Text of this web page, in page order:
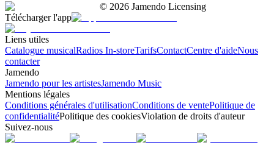
© 2026 Jamendo Licensing
Télécharger l'app
Liens utiles
Catalogue musicalRadios In-storeTarifsContactCentre d'aideNous
contacter
Jamendo
Jamendo pour les artistesJamendo Music
Mentions légales
Conditions générales d'utilisationConditions de ventePolitique de
confidentialitéPolitique des cookiesViolation de droits d'auteur
Suivez-nous